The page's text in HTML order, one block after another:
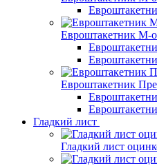
Евроштакетник М-
Евроштакетник
Гладкий лист
Гладкий лист